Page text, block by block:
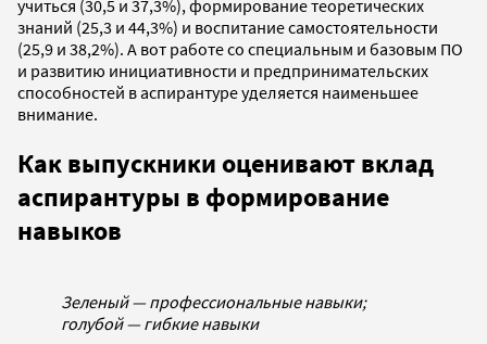
учиться (30,5 и 37,3%), формирование теоретических
знаний (25,3 и 44,3%) и воспитание самостоятельности
(25,9 и 38,2%). А вот работе со специальным и базовым ПО
и развитию инициативности и предпринимательских
способностей в аспирантуре уделяется наименьшее
внимание.
Как выпускники оценивают вклад
аспирантуры в формирование
навыков
Зеленый — профессиональные навыки;
голубой — гибкие навыки